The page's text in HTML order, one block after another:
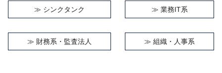
≫ シンクタンク ≫ 業務IT系
≫ 財務系・監査法人 ≫組織・人事系